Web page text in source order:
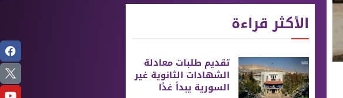
الأكثر قراءة
تقديم طلبات معادلة
الشهادات الثانوية ‏غير
السورية يبدأ غدًا